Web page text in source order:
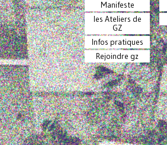
Manifeste
les Ateliers de
GZ
Infos pratiques
Rejoindre gz